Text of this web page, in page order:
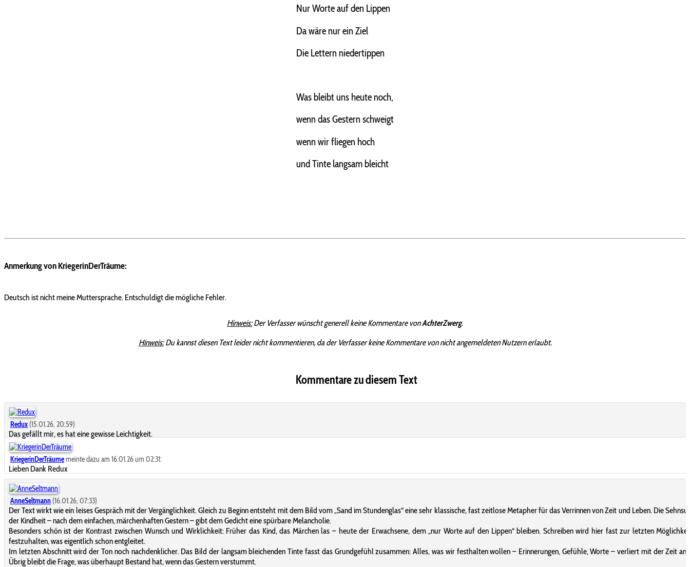
Nur Worte auf den Lippen
Da wäre nur ein Ziel
Die Lettern niedertippen
Was bleibt uns heute noch,
wenn das Gestern schweigt
wenn wir fliegen hoch
und Tinte langsam bleicht
Anmerkung von KriegerinDerTräume:
Deutsch ist nicht meine Muttersprache. Entschuldigt die mögliche Fehler.
Hinweis:Der Verfasser wünscht generell keine Kommentare vonAchterZwerg.
Hinweis:Du kannst diesen Text leider nicht kommentieren, da der Verfasser keine Kommentare von nicht angemeldeten Nutzern erlaubt.
Kommentare zu diesem Text
Redux (15.01.26, 20:59)
Das gefällt mir, es hat eine gewisse Leichtigkeit.
KriegerinDerTräumemeinte dazu am 16.01.26 um 02:31:
Lieben Dank Redux
AnneSeltmann (16.01.26, 07:33)
Der Text wirkt wie ein leises Gespräch mit der Vergänglichkeit. Gleich zu Beginn entsteht mit dem Bild vom „Sand im Stundenglas“ eine sehr klassische, fast zeitlose Metapher für das Verrinnen von Zeit und Leben. Die
der Kindheit – nach dem einfachen, märchenhaften Gestern – gibt dem Gedicht eine spürbare Melancholie.
Besonders schön ist der Kontrast zwischen Wunsch und Wirklichkeit: Früher das Kind, das Märchen las – heute der Erwachsene, dem „nur Worte auf den Lippen“ bleiben. Schreiben wird hier fast zur letzten
festzuhalten, was eigentlich schon entgleitet.
Im letzten Abschnitt wird der Ton noch nachdenklicher. Das Bild der langsam bleichenden Tinte fasst das Grundgefühl zusammen: Alles, was wir festhalten wollen – Erinnerungen, Gefühle, Worte – verliert mit der Zeit an
Übrig bleibt die Frage, was überhaupt Bestand hat, wenn das Gestern verstummt.